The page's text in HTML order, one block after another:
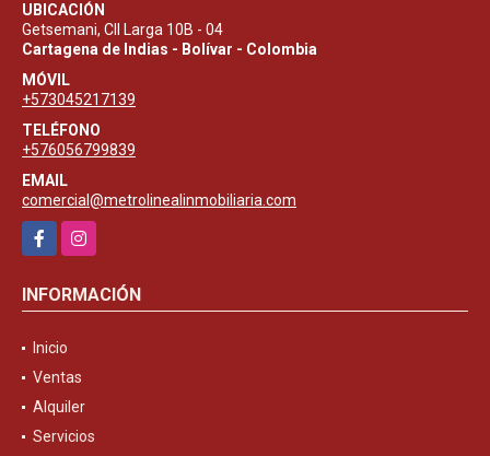
UBICACIÓN
Getsemani, Cll Larga 10B - 04
Cartagena de Indias - Bolívar - Colombia
MÓVIL
+573045217139
TELÉFONO
+576056799839
EMAIL
comercial@metrolinealinmobiliaria.com
FacebookInstagram
INFORMACIÓN
Inicio
Ventas
Alquiler
Servicios